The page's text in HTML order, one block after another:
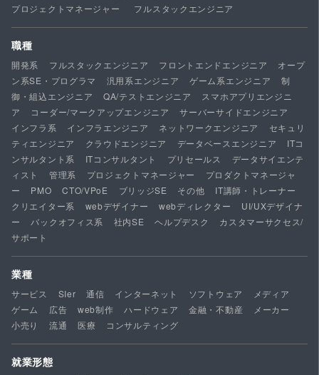
プロジェクトマネージャー
フルスタックエンジニア
職種
開発系 フルスタックエンジニア フロントエンドエンジニア
オープ
ン系SE・プログラマ
汎用系エンジニア ゲーム系エンジニア
制
御・組込エンジニア
QA/テストエンジニア
スマホアプリエンジニ
ア
コーダー/マークアップエンジニア
サーバーサイドエンジニア
インフラ系
インフラエンジニア ネットワークエンジニア
セキュリ
ティエンジニア
クラウドエンジニア データベースエンジニア
ITコ
ンサルタント系
ITコンサルタント プリセールス
データサイエンテ
ィスト
管理系 プロジェクトマネージャー
プロダクトマネージャ
ー
PMO CTO/VPoE ブリッジSE その他
IT講師・トレーナー
クリエイター系
webデザイナー webディレクター
UI/UXデザイナ
ー
バックオフィス系 社内SE ヘルプデスク
カスタマーサクセス/
サポート
業種
サービス SIer 通信 インターネット ソフトウェア
メディア
ゲーム
広告 web制作 ハードウェア 金融・不動産
メーカー
小売り
流通 医療 コンサルティング
就業形態